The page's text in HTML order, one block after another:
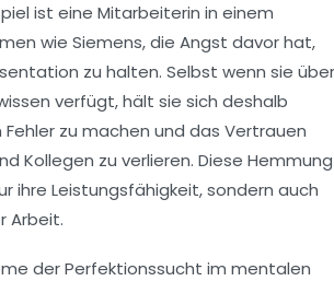
ist eine Mitarbeiterin in einem
wie Siemens, die Angst davor hat,
zu halten. Selbst wenn sie über
verfügt, hält sie sich deshalb
Fehler zu machen und das Vertrauen
Kollegen zu verlieren. Diese Hemmung
ihre Leistungsfähigkeit, sondern auch
Arbeit.
der Perfektionssucht im mentalen